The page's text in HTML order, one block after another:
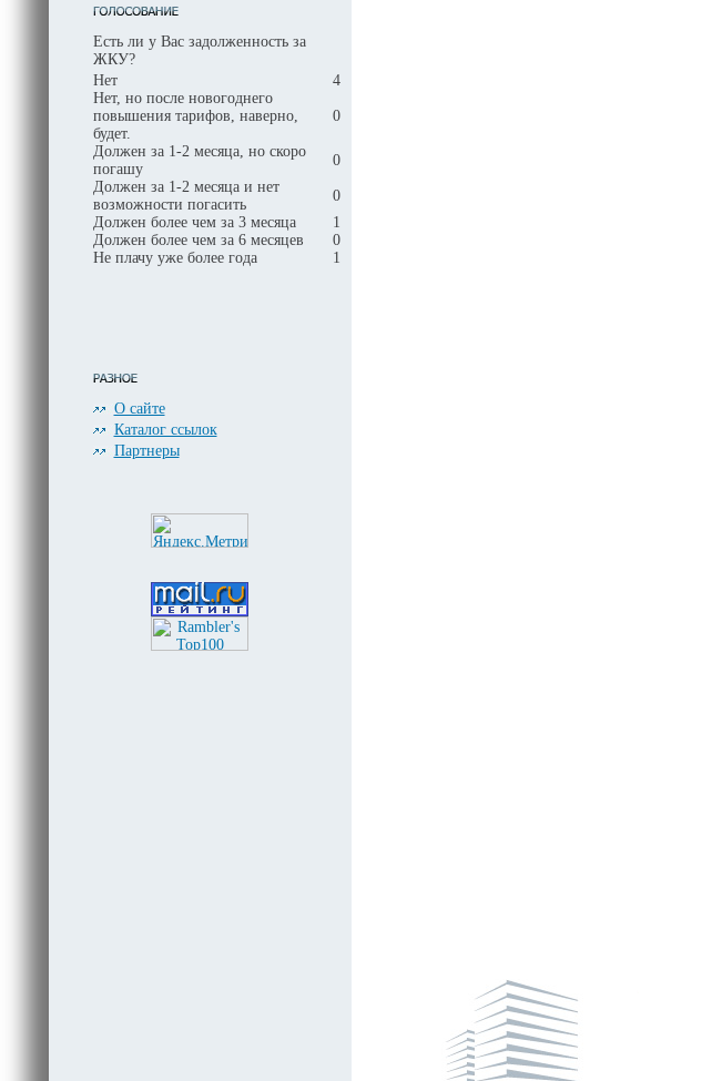
Есть ли у Вас задолженность за
ЖКУ?
Нет
4
Нет, но после новогоднего
повышения тарифов, наверно,
будет.
0
Должен за 1-2 месяца, но скоро
погашу
0
Должен за 1-2 месяца и нет
возможности погасить
0
Должен более чем за 3 месяца
1
Должен более чем за 6 месяцев
0
Не плачу уже более года
1
О сайте
Каталог ссылок
Партнеры